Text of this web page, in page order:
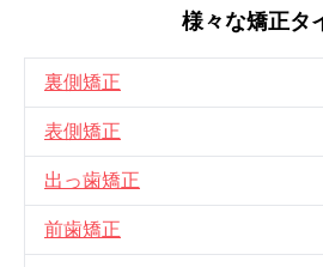
様々な矯正タ
裏側矯正
表側矯正
出っ歯矯正
前歯矯正